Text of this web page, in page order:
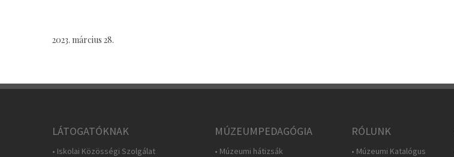
2023. március 28.
LÁTOGATÓKNAK
• Iskolai Közösségi Szolgálat
MÚZEUMPEDAGÓGIA
• Múzeumi hátizsák
RÓLUNK
• Múzeumi Katalógus